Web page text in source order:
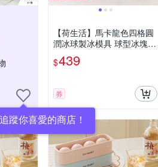
蹤你喜愛的商店！
【荷生活】馬卡龍色四格圓
潤冰球製冰模具 球型冰塊不
易融化易脫模製冰盒-大號3
入組
$439
券